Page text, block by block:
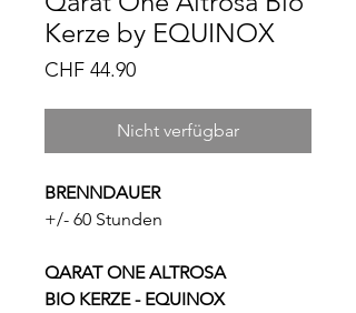
Kerze by EQUINOX
CHF 44.90Preis
Nicht verfügbar
BRENNDAUER
+/- 60 Stunden
QARAT ONE ALTROSA
BIO KERZE - EQUINOX